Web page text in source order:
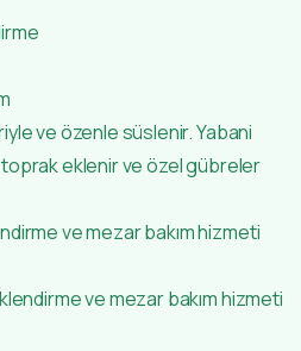
ve özenle süslenir. Yabani
eklenir ve özel gübreler
ve mezar bakım hizmeti
ve mezar bakım hizmeti